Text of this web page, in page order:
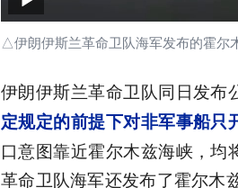
△伊朗伊斯兰革命卫队海军发布的霍尔
伊朗伊斯兰革命卫队同日发布
定规定的前提下对非军事船只
口意图靠近霍尔木兹海峡，均
革命卫队海军还发布了霍尔木